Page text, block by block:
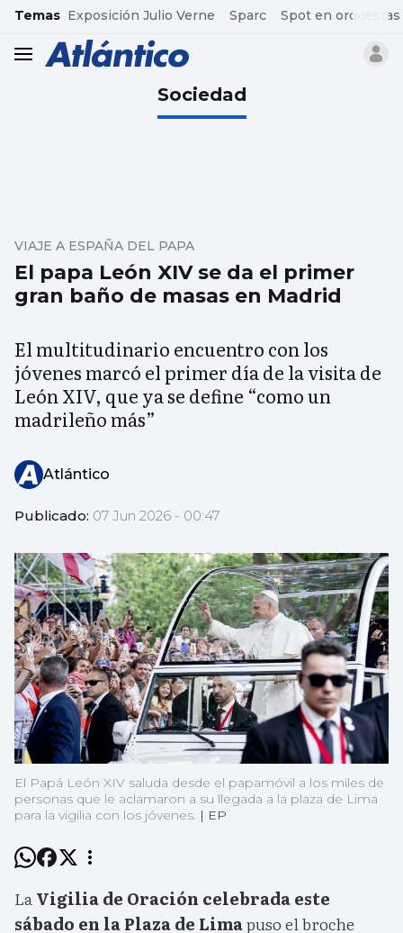
common.go-to-content
Temas Exposición Julio Verne Sparc Spot en orquestas
header.menu.open
Sociedad
El papa León XIV se da el primer
gran baño de masas en Madrid
VIAJE A ESPAÑA DEL PAPA
El multitudinario encuentro con los
jóvenes marcó el primer día de la visita de
León XIV, que ya se define “como un
madrileño más”
Atlántico
Publicado: 07 Jun 2026 - 00:47
El Papá León XIV saluda desde el papamóvil a los miles de
personas que le aclamaron a su llegada a la plaza de Lima
para la vigilia con los jóvenes. | EP
LaVigilia de Oración celebrada este
sábado en la Plaza de Limapuso el broche